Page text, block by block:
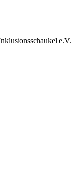
e.V.